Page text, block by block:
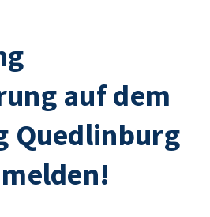
auf dem
Quedlinburg